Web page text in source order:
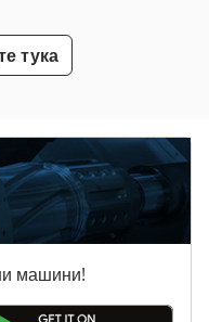
тука
машини!